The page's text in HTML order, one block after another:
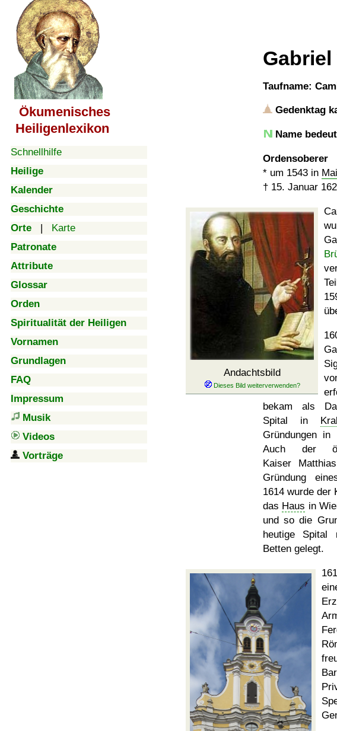
Ökumenisches
Heiligenlexikon
Schnellhilfe
Heilige
Kalender
Geschichte
Orte | Karte
Patronate
Attribute
Glossar
Orden
Spiritualität der Heiligen
Vornamen
Grundlagen
FAQ
Impressum
Musik
Videos
Vorträge
Taufname:
Gedenktag
Name
Ordensoberer
* um 1543 in
† 15. Januar
Andachtsbild
bekam als
Spital in
Gründungen in
Auch der
Kaiser
Gründung
1614 wurde der
das Haus in
und so die
heutige Spital
Betten gelegt.